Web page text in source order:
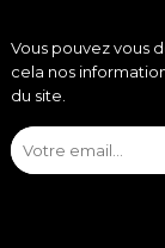
Vous pouvez vous
cela nos
du site.